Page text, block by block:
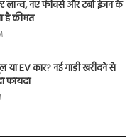
लॉन्च, नए फीचर्स और टर्बो इंजन के
है कीमत
EV कार? नई गाड़ी खरीदने से
फायदा